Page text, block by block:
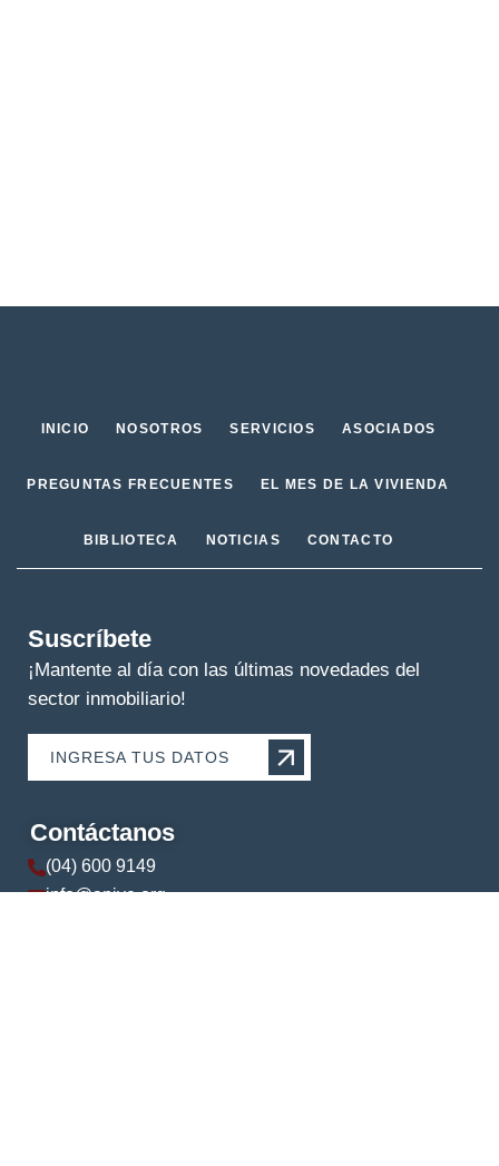
INICIO NOSOTROS SERVICIOS ASOCIADOS
PREGUNTAS FRECUENTES EL MES DE LA VIVIENDA
BIBLIOTECA NOTICIAS CONTACTO
Suscríbete
¡Mantente al día con las últimas novedades del
sector inmobiliario!
INGRESA TUS DATOS
Contáctanos
(04) 600 9149
info@apive.org